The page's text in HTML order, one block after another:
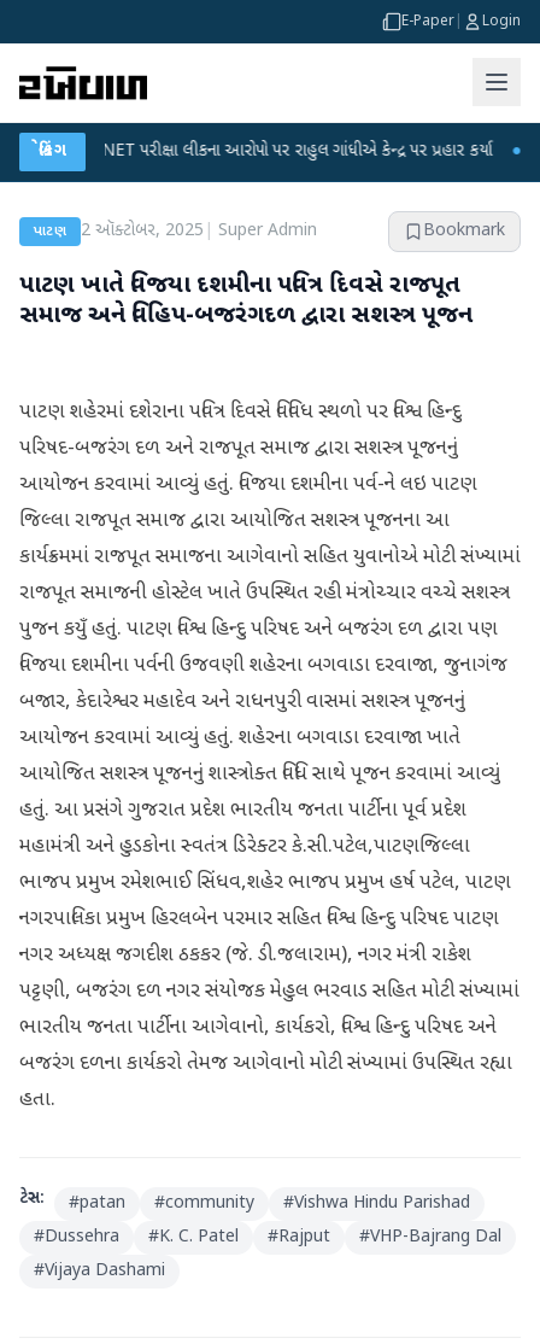
E-Paper Login
બ્રેકિંગ
UGC-NET પરીક્ષા લીકના આરોપો પર રાહુલ ગાંધીએ કેન્દ્ર પર પ્રહાર કર્યા ●
પાટણ 2 ઑક્ટોબર, 2025 Super Admin Bookmark
પાટણ ખાતે વિજયા દશમીના પવિત્ર દિવસે રાજપૂત
સમાજ અને વિહિપ-બજરંગદળ દ્વારા સશસ્ત્ર પૂજન
પાટણ શહેરમાં દશેરાના પવિત્ર દિવસે વિવિધ સ્થળો પર વિશ્વ હિન્દુ
પરિષદ-બજરંગ દળ અને રાજપૂત સમાજ દ્વારા સશસ્ત્ર પૂજનનું
આયોજન કરવામાં આવ્યું હતું. વિજયા દશમીના પર્વ-ને લઇ પાટણ
જિલ્લા રાજપૂત સમાજ દ્વારા આયોજિત સશસ્ત્ર પૂજનના આ
કાર્યક્રમમાં રાજપૂત સમાજના આગેવાનો સહિત યુવાનોએ મોટી સંખ્યામાં
રાજપૂત સમાજની હોસ્ટેલ ખાતે ઉપસ્થિત રહી મંત્રોચ્ચાર વચ્ચે સશસ્ત્ર
પુજન કયુઁ હતું. પાટણ વિશ્વ હિન્દુ પરિષદ અને બજરંગ દળ દ્વારા પણ
વિજયા દશમીના પર્વની ઉજવણી શહેરના બગવાડા દરવાજા, જુનાગંજ
બજાર, કેદારેશ્વર મહાદેવ અને રાધનપુરી વાસમાં સશસ્ત્ર પૂજનનું
આયોજન કરવામાં આવ્યું હતું. શહેરના બગવાડા દરવાજા ખાતે
આયોજિત સશસ્ત્ર પૂજનનું શાસ્ત્રોક્ત વિધિ સાથે પૂજન કરવામાં આવ્યું
હતું. આ પ્રસંગે ગુજરાત પ્રદેશ ભારતીય જનતા પાર્ટીના પૂર્વ પ્રદેશ
મહામંત્રી અને હુડકોના સ્વતંત્ર ડિરેક્ટર કે.સી.પટેલ,પાટણજિલ્લા
ભાજપ પ્રમુખ રમેશભાઈ સિંધવ,શહેર ભાજપ પ્રમુખ હર્ષ પટેલ, પાટણ
નગરપાલિકા પ્રમુખ હિરલબેન પરમાર સહિત વિશ્વ હિન્દુ પરિષદ પાટણ
નગર અધ્યક્ષ જગદીશ ઠકકર (જે. ડી.જલારામ), નગર મંત્રી રાકેશ
પટ્ટણી, બજરંગ દળ નગર સંયોજક મેહુલ ભરવાડ સહિત મોટી સંખ્યામાં
ભારતીય જનતા પાર્ટીના આગેવાનો, કાર્યકરો, વિશ્વ હિન્દુ પરિષદ અને
બજરંગ દળના કાર્યકરો તેમજ આગેવાનો મોટી સંખ્યામાં ઉપસ્થિત રહ્યા
હતા.
ટેગ્સ: #patan #community #Vishwa Hindu Parishad
#Dussehra #K. C. Patel #Rajput #VHP-Bajrang Dal
#Vijaya Dashami